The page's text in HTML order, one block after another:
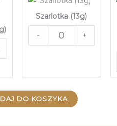
Szarlotka (13g)
- +
DO KOSZYKA